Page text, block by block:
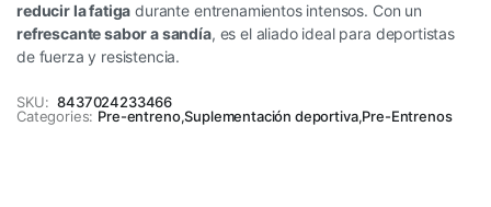
reducir la fatiga durante entrenamientos intensos. Con un
refrescante sabor a sandía, es el aliado ideal para deportistas
de fuerza y resistencia.
SKU: 8437024233466
Categories: Pre-entreno,Suplementación deportiva,Pre-Entrenos